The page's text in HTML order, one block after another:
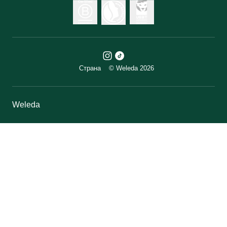
Страна © Weleda 2026
Weleda